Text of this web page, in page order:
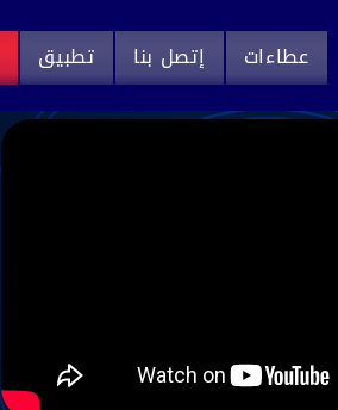
عطاءات إتصل بنا تطبيق